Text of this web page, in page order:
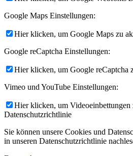
Google Maps Einstellungen:
Hier klicken, um Google Maps zu
Google reCaptcha Einstellungen:
Hier klicken, um Google reCaptcha
Vimeo und YouTube Einstellungen:
Hier klicken, um Videoeinbettungen
Datenschutzrichtlinie
Sie können unsere Cookies und
in unseren Datenschutzrichtlinie